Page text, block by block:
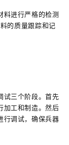
料进行严格的检测
的质量跟踪和记
试三个阶段。首先
加工和制造。然后
行调试，确保兵器